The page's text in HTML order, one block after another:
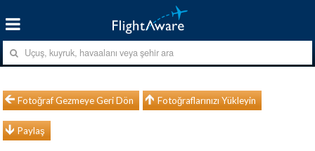
Fotoğraf Gezmeye Geri Dön Fotoğraflarınızı Yükleyin
Paylaş